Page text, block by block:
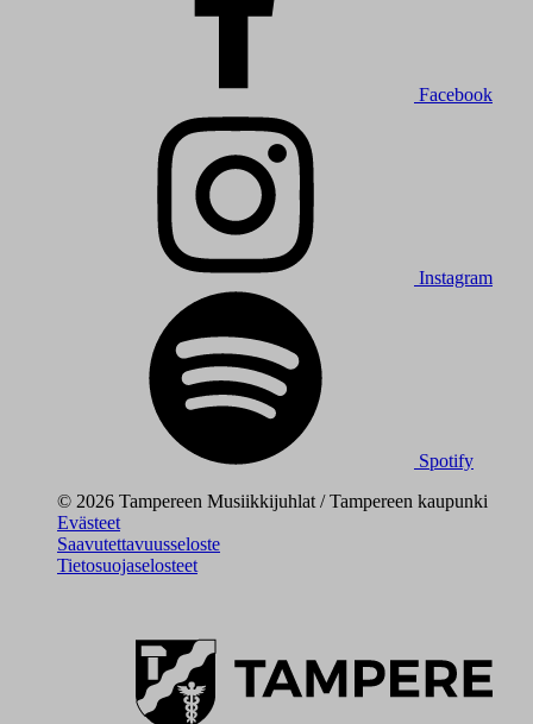
Facebook
Instagram
Spotify
© 2026 Tampereen Musiikkijuhlat / Tampereen kaupunki
Evästeet
Saavutettavuusseloste
Tietosuojaselosteet